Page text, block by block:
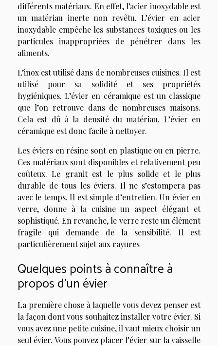
différents matériaux. En effet, l’acier inoxydable est
un matériau inerte non revêtu. L’évier en acier
inoxydable empêche les substances toxiques ou les
particules inappropriées de pénétrer dans les
aliments.
L’inox est utilisé dans de nombreuses cuisines. Il est
utilisé pour sa solidité et ses propriétés
hygiéniques. L’évier en céramique est un classique
que l’on retrouve dans de nombreuses maisons.
Cela est dû à la densité du matériau. L’évier en
céramique est donc facile à nettoyer.
Les éviers en résine sont en plastique ou en pierre.
Ces matériaux sont disponibles et relativement peu
coûteux. Le granit est le plus solide et le plus
durable de tous les éviers. Il ne s’estompera pas
avec le temps. Il est simple d’entretien. Un évier en
verre, donne à la cuisine un aspect élégant et
sophistiqué. En revanche, le verre reste un élément
fragile qui demande de la sensibilité. Il est
particulièrement sujet aux rayures
Quelques points à connaître à
propos d’un évier
La première chose à laquelle vous devez penser est
la façon dont vous souhaitez installer votre évier. Si
vous avez une petite cuisine, il vaut mieux choisir un
seul évier. Vous pouvez placer l’évier sur la vaisselle